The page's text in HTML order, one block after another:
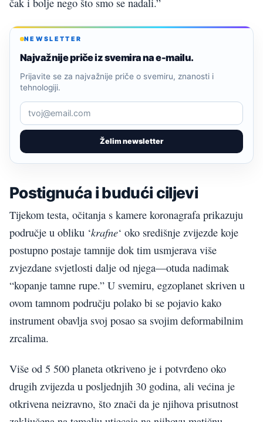
NEWSLETTER
Najvažnije priče iz svemira na e-mailu.
Želim newsletter
Prijavite se za najvažnije priče o svemiru, znanosti i
tehnologiji.
Postignuća i budući ciljevi
Tijekom testa, očitanja s kamere koronagrafa prikazuju
područje u obliku ‘krafne‘ oko središnje zvijezde koje
postupno postaje tamnije dok tim usmjerava više
zvjezdane svjetlosti dalje od njega—otuda nadimak
“kopanje tamne rupe.” U svemiru, egzoplanet skriven u
ovom tamnom području polako bi se pojavio kako
instrument obavlja svoj posao sa svojim deformabilnim
zrcalima.
Više od 5 500 planeta otkriveno je i potvrđeno oko
drugih zvijezda u posljednjih 30 godina, ali većina je
otkrivena neizravno, što znači da je njihova prisutnost